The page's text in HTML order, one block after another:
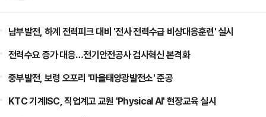
남부발전, 하계 전력피크 대비 '전사 전력수급 비상대응훈련' 실시
전력수요 증가 대응…전기안전공사 검사혁신 본격화
중부발전, 보령 오포리 '마을태양광발전소' 준공
KTC 기계ISC, 직업계고 교원 'Physical AI' 현장교육 실시